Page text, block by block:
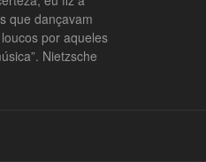
que dançavam
por aqueles
Nietzsche